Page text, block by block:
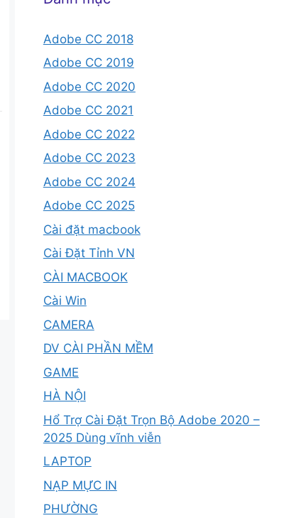
Adobe CC 2018
Adobe CC 2019
Adobe CC 2020
Adobe CC 2021
Adobe CC 2022
Adobe CC 2023
Adobe CC 2024
Adobe CC 2025
Cài đặt macbook
Cài Đặt Tỉnh VN
CÀI MACBOOK
Cài Win
CAMERA
DV CÀI PHẦN MỀM
GAME
HÀ NỘI
Hổ Trợ Cài Đặt Trọn Bộ Adobe 2020 –
2025 Dùng vĩnh viễn
LAPTOP
NẠP MỰC IN
PHƯỜNG